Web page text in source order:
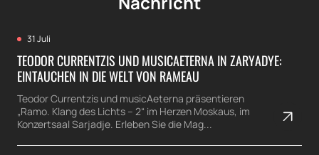
31 Juli
TEODOR CURRENTZIS UND MUSICAETERNA IN ZARYADYE:
EINTAUCHEN IN DIE WELT VON RAMEAU
Teodor Currentzis und musicAeterna präsentieren
„Ramo. Klang des Lichts – 2“ im Herzen Moskaus, im
Konzertsaal Sarjadje. Erleben Sie die Mag...